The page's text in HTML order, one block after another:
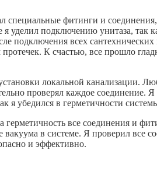
специальные фитинги и
уделил подключению унитаза,
подключения всех
протечек. К счастью, все прошло
локальной канализации.
проверял каждое соединение.
я убедился в герметичности
все соединения и
в системе. Я проверил все
и эффективно.